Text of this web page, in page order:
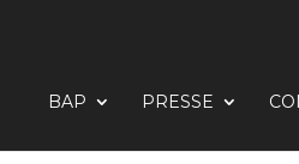
BAP PRESSE